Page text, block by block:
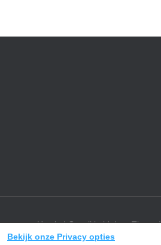
Hestia | Ontwikkeld door
Bekijk onze Privacy opties